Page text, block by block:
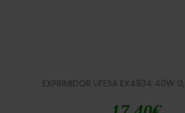
EXPRIMIDOR UFESA EX4934 40W